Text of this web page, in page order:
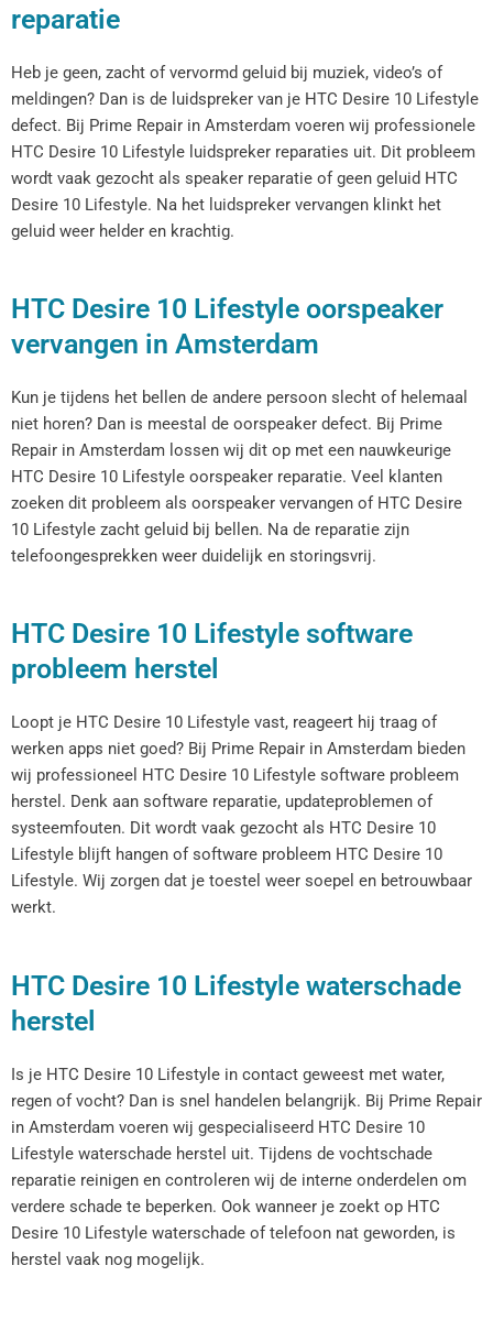
reparatie
Heb je geen, zacht of vervormd geluid bij muziek, video’s of
meldingen? Dan is de luidspreker van je HTC Desire 10 Lifestyle
defect. Bij Prime Repair in Amsterdam voeren wij professionele
HTC Desire 10 Lifestyle luidspreker reparaties uit. Dit probleem
wordt vaak gezocht als speaker reparatie of geen geluid HTC
Desire 10 Lifestyle. Na het luidspreker vervangen klinkt het
geluid weer helder en krachtig.
HTC Desire 10 Lifestyle oorspeaker
vervangen in Amsterdam
Kun je tijdens het bellen de andere persoon slecht of helemaal
niet horen? Dan is meestal de oorspeaker defect. Bij Prime
Repair in Amsterdam lossen wij dit op met een nauwkeurige
HTC Desire 10 Lifestyle oorspeaker reparatie. Veel klanten
zoeken dit probleem als oorspeaker vervangen of HTC Desire
10 Lifestyle zacht geluid bij bellen. Na de reparatie zijn
telefoongesprekken weer duidelijk en storingsvrij.
HTC Desire 10 Lifestyle software
probleem herstel
Loopt je HTC Desire 10 Lifestyle vast, reageert hij traag of
werken apps niet goed? Bij Prime Repair in Amsterdam bieden
wij professioneel HTC Desire 10 Lifestyle software probleem
herstel. Denk aan software reparatie, updateproblemen of
systeemfouten. Dit wordt vaak gezocht als HTC Desire 10
Lifestyle blijft hangen of software probleem HTC Desire 10
Lifestyle. Wij zorgen dat je toestel weer soepel en betrouwbaar
werkt.
HTC Desire 10 Lifestyle waterschade
herstel
Is je HTC Desire 10 Lifestyle in contact geweest met water,
regen of vocht? Dan is snel handelen belangrijk. Bij Prime Repair
in Amsterdam voeren wij gespecialiseerd HTC Desire 10
Lifestyle waterschade herstel uit. Tijdens de vochtschade
reparatie reinigen en controleren wij de interne onderdelen om
verdere schade te beperken. Ook wanneer je zoekt op HTC
Desire 10 Lifestyle waterschade of telefoon nat geworden, is
herstel vaak nog mogelijk.